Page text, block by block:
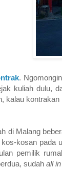
.
kuliah dulu,
kalau
di Malang
kosan pada
pemilik
sudah all in